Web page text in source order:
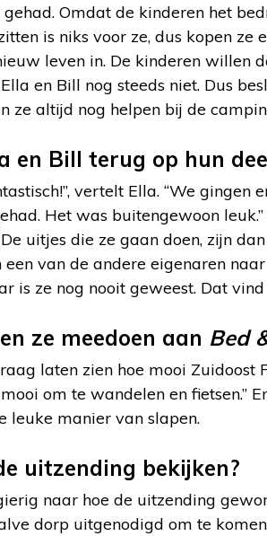
Omdat de kinderen het
is niks voor ze, dus kopen ze
leven in. De kinderen willen
en Bill nog steeds niet. Dus
ze altijd nog helpen bij de
en Bill terug op hun
vertelt Ella. “We gingen
Het was buitengewoon
uitjes die ze gaan doen, zijn
van de andere eigenaren
is ze nog nooit geweest. Dat
ze meedoen aan Bed
laten zien hoe mooi Zuidoost
om te wandelen en fietsen.”
leuke manier van slapen.
uitzending bekijken?
naar hoe de uitzending
dorp uitgenodigd om te